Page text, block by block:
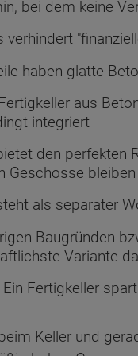
bei dem keine
verhindert
haben glatte
aus
integriert
den perfekten
Geschosse
als separater
Baugründen
Variante
Fertigkeller
Keller und